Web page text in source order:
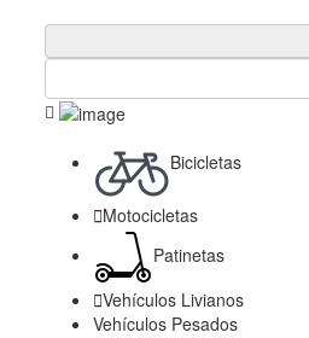
Bicicletas
Motocicletas
Patinetas
Vehículos Livianos
Vehículos Pesados